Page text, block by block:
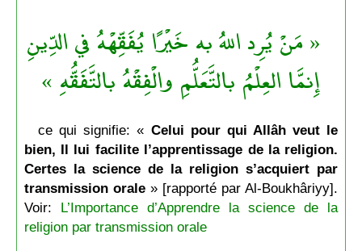
« مَنْ يُرِد اللهُ به خَيْرًا يُفَقِّهْهُ في الدِّينِ
إِنمَّا العِلْمُ بالتَّعَلُّمِ والْفِقْهُ بالتَّفَقُّهِ »
ce qui signifie: « Celui pour qui Allâh veut le
bien, Il lui facilite l’apprentissage de la religion.
Certes la science de la religion s’acquiert par
transmission orale» [rapporté par Al-Boukhâriyy].
Voir: L’Importance d’Apprendre la science de la
religion par transmission orale